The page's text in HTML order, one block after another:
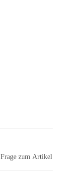
Frage zum Artikel